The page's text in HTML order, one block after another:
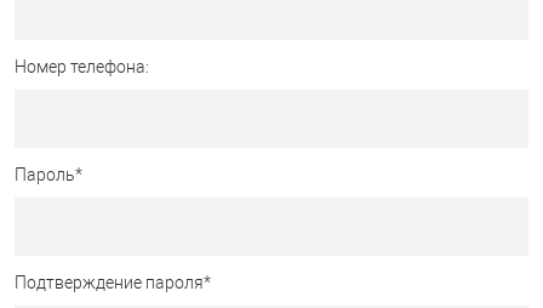
Номер телефона:
Пароль*
Подтверждение пароля*